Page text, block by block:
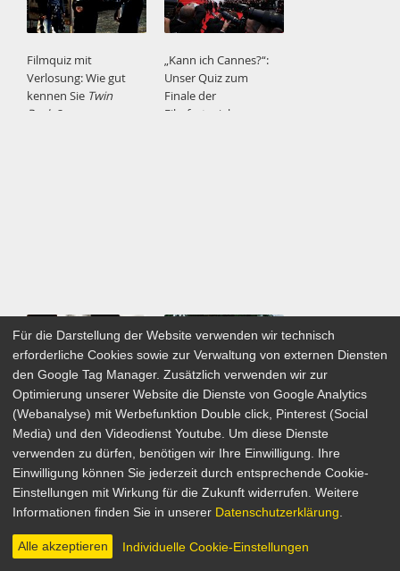
Filmquiz mit
Verlosung: Wie gut
kennen Sie Twin
Peaks ?
„Kann ich Cannes?“:
Unser Quiz zum
Finale der
Filmfestspiele
Filmquiz und
Verlosung: Wie gut
kennen Sie Alfred
Hitchcock?
Filmquiz mit
Verlosung: Wie gut
kennen Sie Forrest
Gump ?
Für die Darstellung der Website verwenden wir technisch
erforderliche Cookies sowie zur Verwaltung von externen Diensten
den Google Tag Manager. Zusätzlich verwenden wir zur
Optimierung unserer Website die Dienste von Google Analytics
(Webanalyse) mit Werbefunktion Double click, Pinterest (Social
Media) und den Videodienst Youtube. Um diese Dienste
verwenden zu dürfen, benötigen wir Ihre Einwilligung. Ihre
Einwilligung können Sie jederzeit durch entsprechende Cookie-
Einstellungen mit Wirkung für die Zukunft widerrufen. Weitere
Informationen finden Sie in unserer Datenschutzerklärung
Alle akzeptieren Individuelle Cookie-Einstellungen